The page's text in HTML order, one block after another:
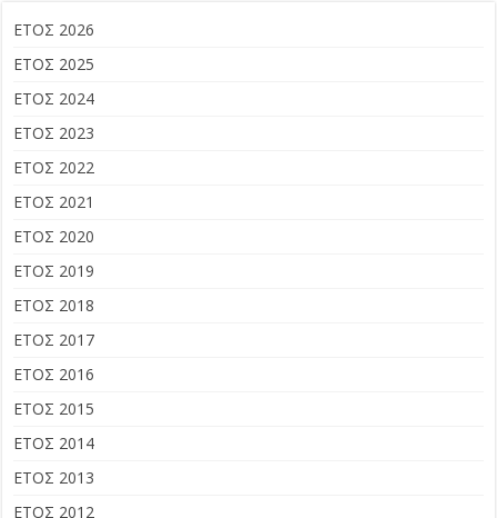
ΕΤΟΣ 2026
ΕΤΟΣ 2025
ΕΤΟΣ 2024
ΕΤΟΣ 2023
ΕΤΟΣ 2022
ΕΤΟΣ 2021
ΕΤΟΣ 2020
ΕΤΟΣ 2019
ΕΤΟΣ 2018
ΕΤΟΣ 2017
ΕΤΟΣ 2016
ΕΤΟΣ 2015
ΕΤΟΣ 2014
ΕΤΟΣ 2013
ΕΤΟΣ 2012